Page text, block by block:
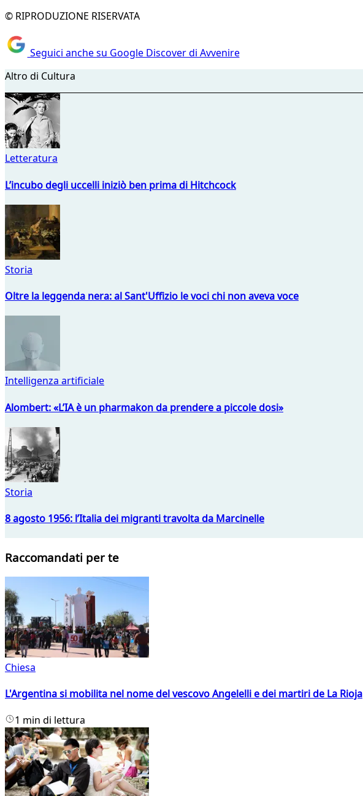
© RIPRODUZIONE RISERVATA
Seguici anche su Google Discover di Avvenire
Altro di Cultura
Letteratura
L’incubo degli uccelli iniziò ben prima di Hitchcock
Storia
Oltre la leggenda nera: al Sant'Uffizio le voci chi non aveva voce
Intelligenza artificiale
Alombert: «L’IA è un pharmakon da prendere a piccole dosi»
Storia
8 agosto 1956: l’Italia dei migranti travolta da Marcinelle
Raccomandati per te
Chiesa
L'Argentina si mobilita nel nome del vescovo Angelelli e dei martiri de La Rioja
1 min di lettura